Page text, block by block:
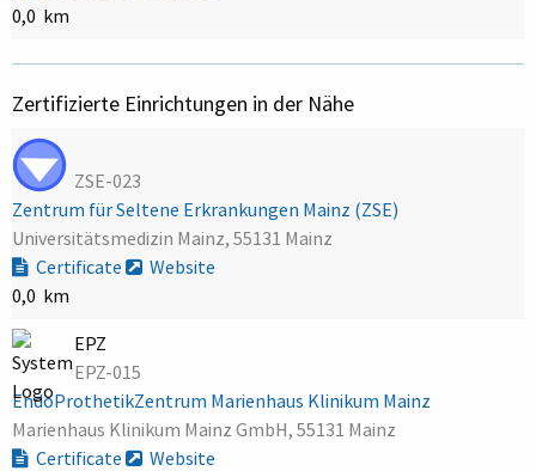
0,0 km
Zertifizierte Einrichtungen in der Nähe
ZSE-023
Zentrum für Seltene Erkrankungen Mainz (ZSE)
Universitätsmedizin Mainz, 55131 Mainz
Certificate
Website
0,0 km
EPZ
EPZ-015
EndoProthetikZentrum Marienhaus Klinikum Mainz
Marienhaus Klinikum Mainz GmbH, 55131 Mainz
Certificate
Website